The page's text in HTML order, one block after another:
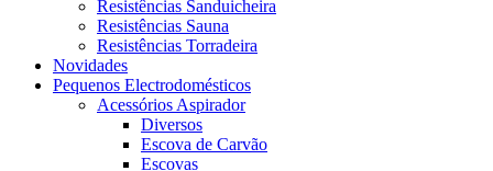
Resistências Sanduicheira
Resistências Sauna
Resistências Torradeira
Novidades
Pequenos Electrodomésticos
Acessórios Aspirador
Diversos
Escova de Carvão
Escovas